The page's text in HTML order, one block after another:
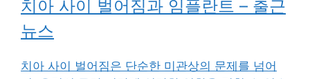
치아 사이 벌어짐과 임플란트 – 출근
뉴스
치아 사이 벌어짐은 단순한 미관상의 문제를 넘어